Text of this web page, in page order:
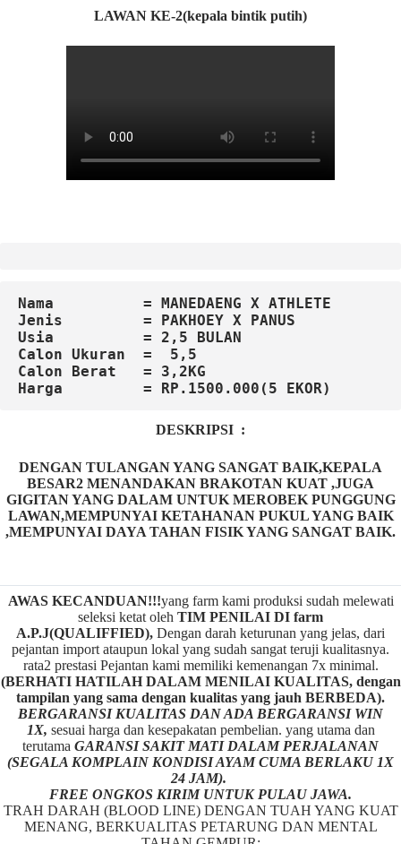
LAWAN KE-2(kepala bintik putih)
Jenis         = PAKHOEY X PANUS
Usia          = 2,5 BULAN
Calon Ukuran  =  5,5
Calon Berat   = 3,2KG
DESKRIPSI :
DENGAN TULANGAN YANG SANGAT BAIK,KEPALA
BESAR2 MENANDAKAN BRAKOTAN KUAT ,JUGA
GIGITAN YANG DALAM UNTUK MEROBEK PUNGGUNG
LAWAN,MEMPUNYAI KETAHANAN PUKUL YANG BAIK
,MEMPUNYAI DAYA TAHAN FISIK YANG SANGAT BAIK.
AWAS KECANDUAN!!!yang farm kami produksi sudah melewati
seleksi ketat oleh TIM PENILAI DI farm
A.P.J(QUALIFFIED), Dengan darah keturunan yang jelas, dari
pejantan import ataupun lokal yang sudah sangat teruji kualitasnya.
rata2 prestasi Pejantan kami memiliki kemenangan 7x minimal.
(BERHATI HATILAH DALAM MENILAI KUALITAS, dengan
tampilan yang sama dengan kualitas yang jauh BERBEDA).
BERGARANSI KUALITAS DAN ADA BERGARANSI WIN
1X, sesuai harga dan kesepakatan pembelian. yang utama dan
terutama GARANSI SAKIT MATI DALAM PERJALANAN
(SEGALA KOMPLAIN KONDISI AYAM CUMA BERLAKU 1X
24 JAM).
FREE ONGKOS KIRIM UNTUK PULAU JAWA.
TRAH DARAH (BLOOD LINE) DENGAN TUAH YANG KUAT
MENANG, BERKUALITAS PETARUNG DAN MENTAL